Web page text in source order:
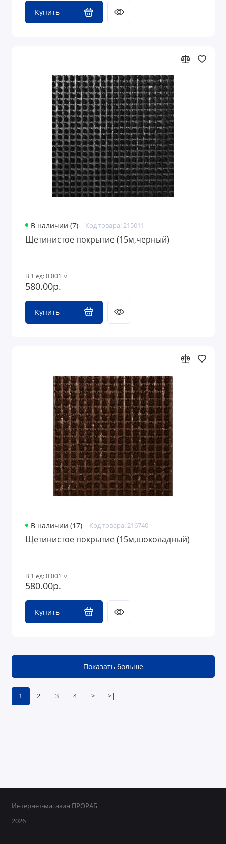
Купить
В наличии (7) Код товара: 215011
Щетинистое покрытие (15м,черный)
В 1 ед: 0.001 м
580.00р.
Купить
В наличии (17) Код товара: 216740
Щетинистое покрытие (15м,шоколадный)
В 1 ед: 0.001 м
580.00р.
Купить
1 2 3 4 > >|
Показать больше
Интернет-магазин ПРОРАБ
2026